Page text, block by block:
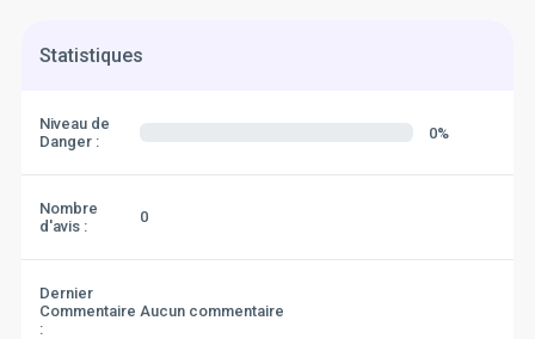
Statistiques
Niveau de
Danger :
0%
Nombre
d'avis :
0
Dernier
Commentaire
:
Aucun commentaire